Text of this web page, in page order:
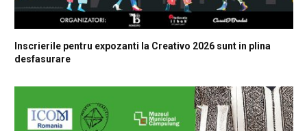
Inscrierile pentru expozanti la Creativo 2026 sunt in plina
desfasurare